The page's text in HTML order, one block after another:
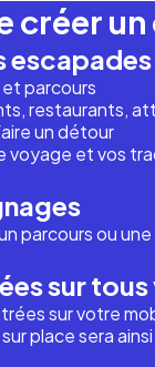
créer
escapades
parcours
restaurants,
un détour
et vos
parcours ou
sur
sur votre
place sera